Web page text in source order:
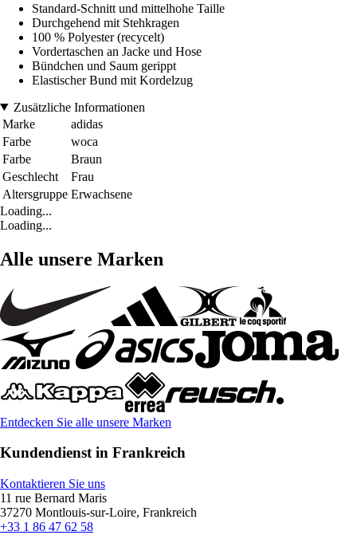
Standard-Schnitt und mittelhohe Taille
Durchgehend mit Stehkragen
100 % Polyester (recycelt)
Vordertaschen an Jacke und Hose
Bündchen und Saum gerippt
Elastischer Bund mit Kordelzug
Zusätzliche Informationen
Marke
adidas
Farbe
woca
Farbe
Braun
Geschlecht
Frau
Altersgruppe Erwachsene
Loading...
Loading...
Alle unsere Marken
Entdecken Sie alle unsere Marken
Kundendienst in Frankreich
Kontaktieren Sie uns
11 rue Bernard Maris
37270 Montlouis-sur-Loire, Frankreich
+33 1 86 47 62 58